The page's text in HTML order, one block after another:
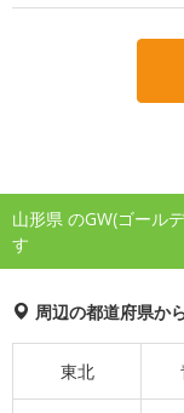
山形県 のGW(ゴール
す
周辺の都道府県か
東北